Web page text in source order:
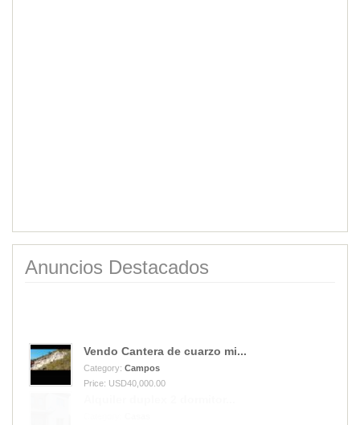
Anuncios Destacados
Alquiler duplex 2 dormitor...
Category: Casas
Price: $850,000.00